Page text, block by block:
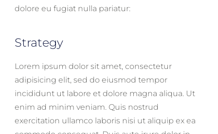
dolore eu fugiat nulla pariatur:
Strategy
Lorem ipsum dolor sit amet, consectetur
adipisicing elit, sed do eiusmod tempor
incididunt ut labore et dolore magna aliqua. Ut
enim ad minim veniam. Quis nostrud
exercitation ullamco laboris nisi ut aliquip ex ea